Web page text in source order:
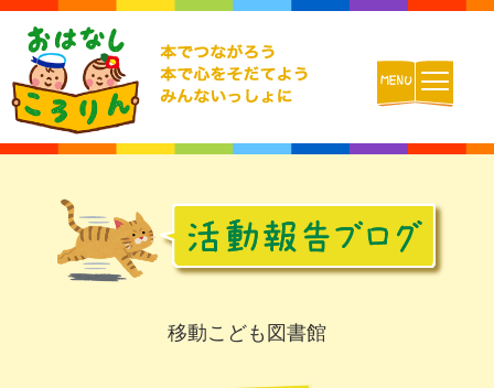
おはなしころりんとは
移動こども図書館